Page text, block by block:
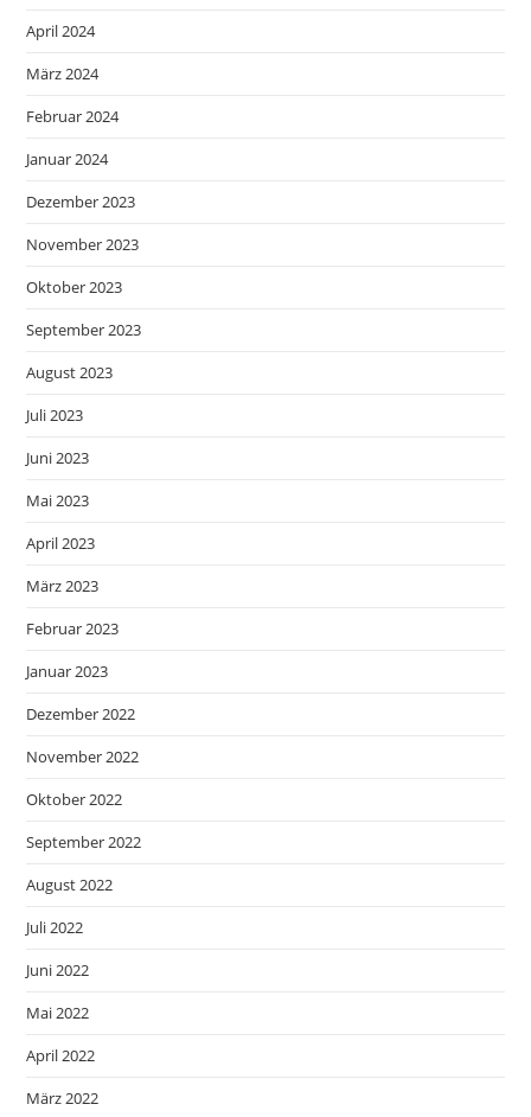
April 2024
März 2024
Februar 2024
Januar 2024
Dezember 2023
November 2023
Oktober 2023
September 2023
August 2023
Juli 2023
Juni 2023
Mai 2023
April 2023
März 2023
Februar 2023
Januar 2023
Dezember 2022
November 2022
Oktober 2022
September 2022
August 2022
Juli 2022
Juni 2022
Mai 2022
April 2022
März 2022